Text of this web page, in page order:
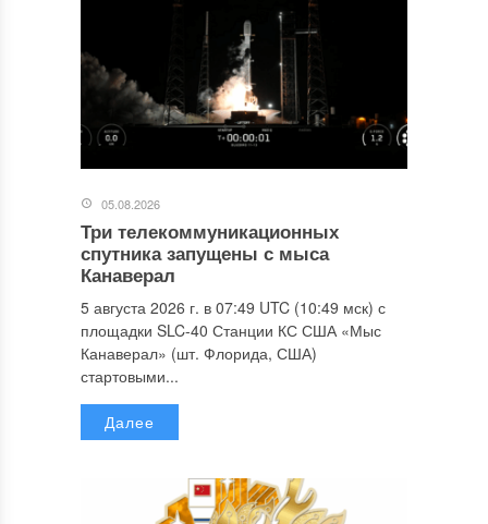
05.08.2026
Три телекоммуникационных
спутника запущены с мыса
Канаверал
5 августа 2026 г. в 07:49 UTC (10:49 мск) с
площадки SLC-40 Станции КС США «Мыс
Канаверал» (шт. Флорида, США)
стартовыми...
Далее